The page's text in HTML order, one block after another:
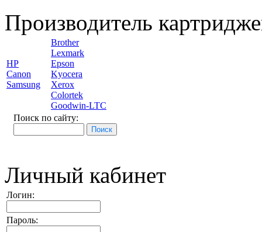
Производитель
HP
Canon
Samsung
Brother
Lexmark
Epson
Kyocera
Xerox
Colortek
Goodwin-LTC
Поиск по сайту:
Личный кабинет
Логин:
Пароль: